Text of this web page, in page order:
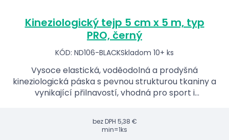
Kineziologický tejp 5 cm x 5 m, typ
PRO, černý
KÓD: ND106-BLACKSkladom 10+ ks
Vysoce elastická, voděodolná a prodyšná
kineziologická páska s pevnou strukturou tkaniny a
vynikající přilnavostí, vhodná pro sport i
bez DPH 5,38 €
min=1ks